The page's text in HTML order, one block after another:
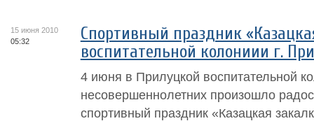
15 июня 2010
05:32
Спортивный праздник
воспитательной колониии г.
4 июня в Прилуцкой воспитательной
несовершеннолетних произошло
спортивный праздник «Казацкая